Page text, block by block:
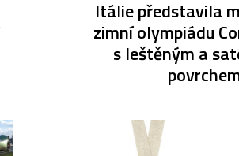
Itálie představila
zimní olympiádu
s leštěným a